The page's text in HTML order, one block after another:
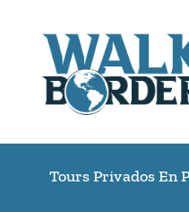
Tours Privados En